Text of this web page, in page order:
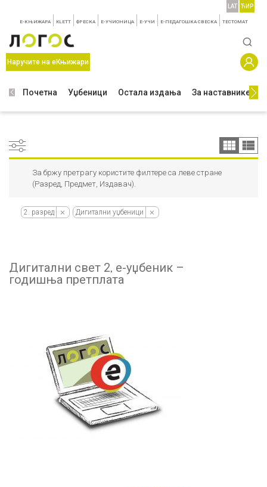
E-КЊИЖАРА KLETT ФРЕСКА E-УЧИОНИЦА E-УЧИ Е-ПЕДАГОШКА СВЕСКА TЕСТОМАТ
LAT ЋИР
Наручите на еКњижари
Почетна Уџбеници Остала издања За наставнике
За бржу претрагу користите филтере са леве стране
(Разред, Предмет, Издавач).
2. разред Дигитални уџбеници
Дигитални свет 2, е-уџбеник –
годишња претплата